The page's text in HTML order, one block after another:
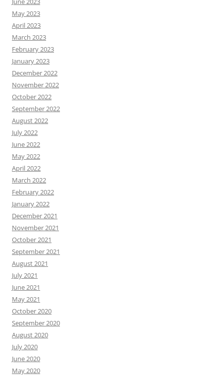
May 2023
April 2023
March 2023
February 2023
January 2023
December 2022
November 2022
October 2022
September 2022
August 2022
July 2022
June 2022
May 2022
April 2022
March 2022
February 2022
January 2022
December 2021
November 2021
October 2021
September 2021
August 2021
July 2021
June 2021
May 2021
October 2020
September 2020
August 2020
July 2020
June 2020
May 2020